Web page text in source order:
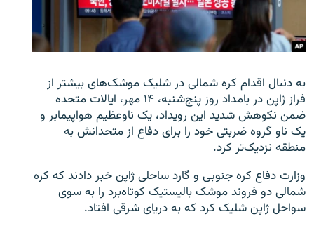
زبان‌های دیگر
به دنبال اقدام کره شمالی در شلیک موشک‌های بیشتر از
فراز ژاپن در بامداد روز پنج‌شنبه، ۱۴ مهر، ایالات متحده
ضمن نکوهش شدید این رویداد، یک ناوعظیم هواپیمابر و
یک ناو گروه ضربتی خود را برای دفاع از متحدانش به
منطقه نزدیک‌تر کرد.
وزارت دفاع کره جنوبی و گارد ساحلی ژاپن خبر دادند که کره
شمالی دو فروند موشک بالیستیک کوتاه‌‌برد را به سوی
سواحل ژاپن شلیک کرد که به دریای شرقی افتاد.